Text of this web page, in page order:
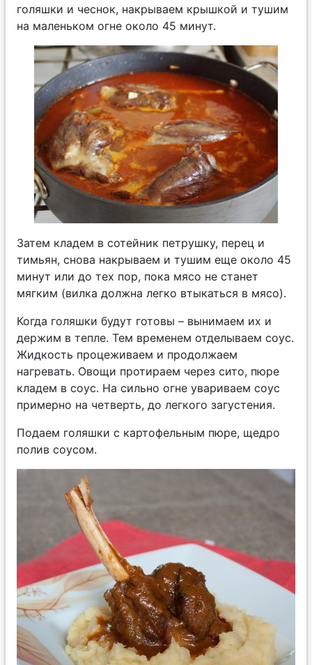
голяшки и чеснок, накрываем крышкой и тушим
на маленьком огне около 45 минут.
Затем кладем в сотейник петрушку, перец и
тимьян, снова накрываем и тушим еще около 45
минут или до тех пор, пока мясо не станет
мягким (вилка должна легко втыкаться в мясо).
Когда голяшки будут готовы – вынимаем их и
держим в тепле. Тем временем отделываем соус.
Жидкость процеживаем и продолжаем
нагревать. Овощи протираем через сито, пюре
кладем в соус. На сильно огне увариваем соус
примерно на четверть, до легкого загустения.
Подаем голяшки с картофельным пюре, щедро
полив соусом.